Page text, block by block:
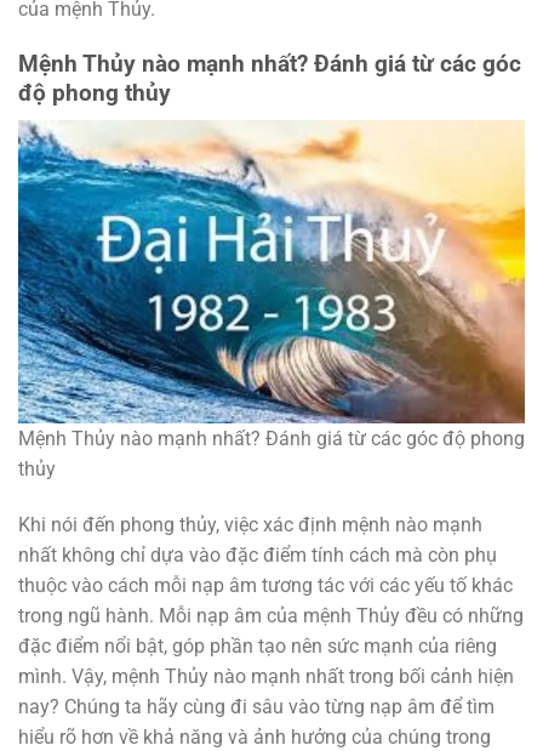
của mệnh Thủy.
Mệnh Thủy nào mạnh nhất? Đánh giá từ các góc
độ phong thủy
Mệnh Thủy nào mạnh nhất? Đánh giá từ các góc độ phong
thủy
Khi nói đến phong thủy, việc xác định mệnh nào mạnh
nhất không chỉ dựa vào đặc điểm tính cách mà còn phụ
thuộc vào cách mỗi nạp âm tương tác với các yếu tố khác
trong ngũ hành. Mỗi nạp âm của mệnh Thủy đều có những
đặc điểm nổi bật, góp phần tạo nên sức mạnh của riêng
mình. Vậy, mệnh Thủy nào mạnh nhất trong bối cảnh hiện
nay? Chúng ta hãy cùng đi sâu vào từng nạp âm để tìm
hiểu rõ hơn về khả năng và ảnh hưởng của chúng trong